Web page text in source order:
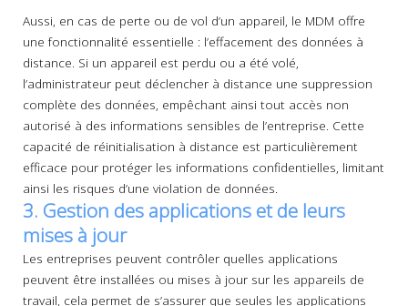
Aussi, en cas de perte ou de vol d’un appareil, le MDM offre
une fonctionnalité essentielle : l’effacement des données à
distance. Si un appareil est perdu ou a été volé,
l’administrateur peut déclencher à distance une suppression
complète des données, empêchant ainsi tout accès non
autorisé à des informations sensibles de l’entreprise. Cette
capacité de réinitialisation à distance est particulièrement
efficace pour protéger les informations confidentielles, limitant
ainsi les risques d’une violation de données.
3. Gestion des applications et de leurs
mises à jour
Les entreprises peuvent contrôler quelles applications
peuvent être installées ou mises à jour sur les appareils de
travail, cela permet de s’assurer que seules les applications